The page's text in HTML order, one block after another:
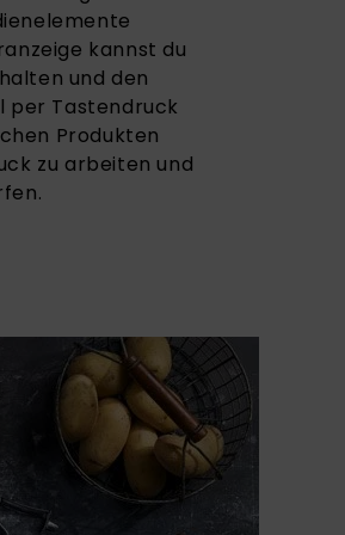
kannst du
und den
per Tastendruck
Produkten
zu arbeiten und